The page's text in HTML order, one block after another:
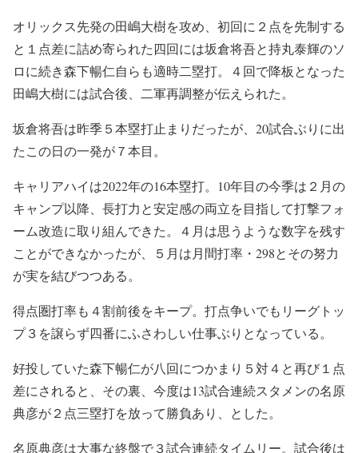
オリックス先発の田嶋大樹を攻め、初回に２点を先制する
と１点差に詰め寄られた四回には坂倉将吾と持丸泰輝のソ
ロに続き森下暢仁自らも適時二塁打。４回で降板となった
田嶋大樹には試合後、二軍再調整が伝えられた。
坂倉将吾は昨季５本塁打止まりだったが、20試合ぶりに出
たこの日の一発が７本目。
キャリアハイは2022年の16本塁打。10年目の今季は２月の
キャンプ以降、長打力と安定感の両立を目指して打撃フォ
ーム改造に取り組んできた。４月は思うような数字を残す
ことができなかったが、５月は月間打率・298とその努力
が実を結びつつある。
得点圏打率も４割前後をキープ。打点争いでもリーグトッ
プ３を譲らず四番にふさわしい仕事ぶりとなっている。
好投していた森下暢仁が八回につかまり５対４と再び１点
差にされると、その裏、今度は13試合連続スタメンの名原
典彦が２点三塁打を放って勝負あり、とした。
名原典彦は大事な終盤で３試合連続タイムリー。試合後は